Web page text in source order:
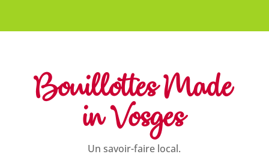
Bouillottes Made
in Vosges
Un savoir-faire local.